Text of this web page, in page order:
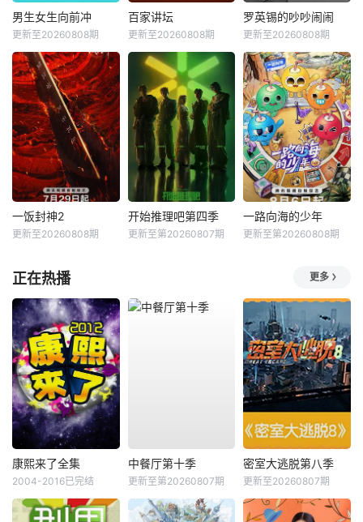
男生女生向前冲
更新至20260808期
百家讲坛
更新至20260808期
罗英锡的吵吵闹闹
更新至20260808期
一饭封神2
更新至20260808期
开始推理吧第四季
更新至第20260807期
一路向海的少年
更新至第20260808期
正在热播 更多
康熙来了全集
2004-2016已完结
中餐厅第十季
更新至第20260807期
密室大逃脱第八季
更新至20260807期